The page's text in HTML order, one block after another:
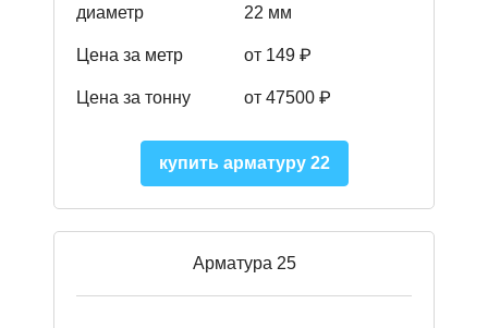
диаметр 22 мм
Цена за метр от 149 ₽
Цена за тонну от 47500 ₽
купить арматуру 22
Арматура 25